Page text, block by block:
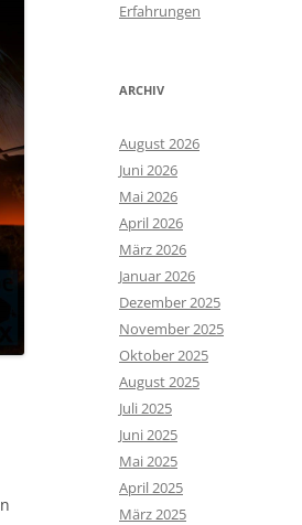
Erfahrungen
ARCHIV
August 2026
Juni 2026
Mai 2026
April 2026
März 2026
Januar 2026
Dezember 2025
November 2025
Oktober 2025
August 2025
Juli 2025
Juni 2025
Mai 2025
April 2025
März 2025